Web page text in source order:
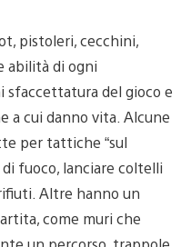
pistoleri, cecchini,
abilità di ogni
sfaccettatura del gioco e
a cui danno vita. Alcune
per tattiche “sul
fuoco, lanciare coltelli
Altre hanno un
come muri che